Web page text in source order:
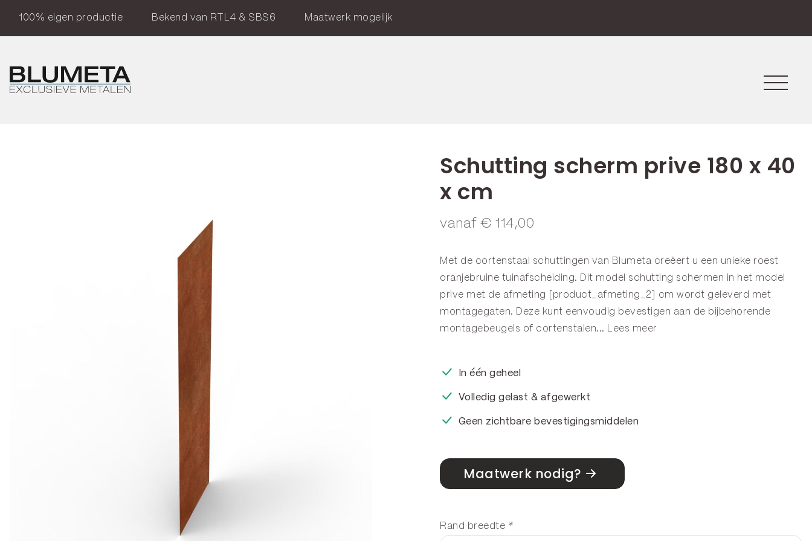
100% eigen productie Bekend van RTL4 & SBS6 Maatwerk mogelijk
Schutting scherm prive 180 x 40
x cm
vanaf € 114,00
Met de cortenstaal schuttingen van Blumeta creëert u een unieke roest
oranjebruine tuinafscheiding. Dit model schutting schermen in het model
prive met de afmeting [product_afmeting_2] cm wordt geleverd met
montagegaten. Deze kunt eenvoudig bevestigen aan de bijbehorende
montagebeugels of cortenstalen...
Lees meer
In één geheel
Volledig gelast & afgewerkt
Geen zichtbare bevestigingsmiddelen
Maatwerk nodig?
Rand breedte *